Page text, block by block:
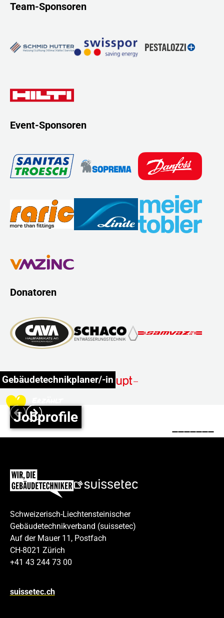
Team-Sponsoren
Event-Sponsoren
Donatoren
Jobprofile
Gebäudetechnikplaner/-in
mehr!
Schweizerisch-Liechtensteinischer
Gebäudetechnikverband (suissetec)
Auf der Mauer 11, Postfach
CH-8021 Zürich
+41 43 244 73 00
suissetec.ch